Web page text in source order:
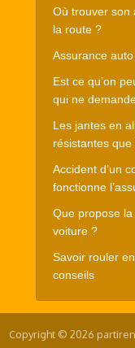
Où trouver son
la route ?
Assurance
Est ce qu’on
qui ne
Les jantes en
résistantes
Accident d’un
fonctionne
Que propose
voiture ?
Savoir rouler
conseils
Copyright © 2026